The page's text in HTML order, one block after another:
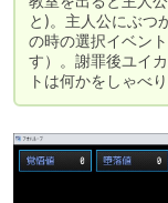
と)。主人公にぶつ
の時の選択イベン
す）。謝罪後ユイ
トは何かをしゃべ